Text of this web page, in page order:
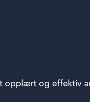
opplært og effektiv